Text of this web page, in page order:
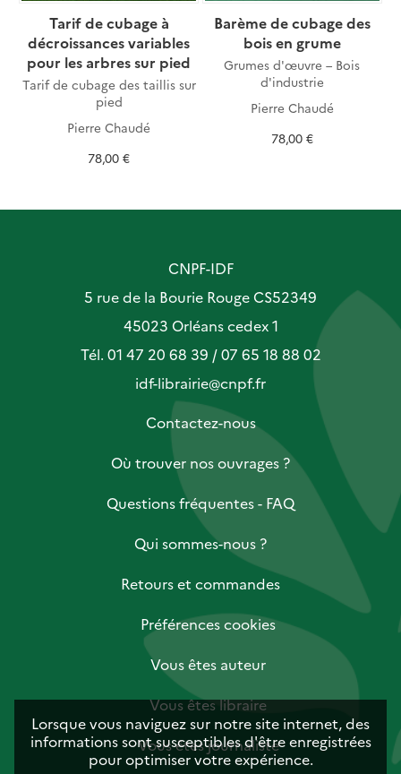
Lorsque vous naviguez sur notre site internet, des
informations sont susceptibles d'être enregistrées
pour optimiser votre expérience.
Tarif de cubage à
décroissances variables
pour les arbres sur pied
Tarif de cubage des taillis sur
pied
Pierre Chaudé
78,00 €
Barème de cubage des
bois en grume
Grumes d'œuvre – Bois
d'industrie
Pierre Chaudé
78,00 €
CNPF-IDF
5 rue de la Bourie Rouge CS52349
45023 Orléans cedex 1
Tél. 01 47 20 68 39 / 07 65 18 88 02
idf-librairie@cnpf.fr
Contactez-nous
Où trouver nos ouvrages ?
Questions fréquentes - FAQ
Qui sommes-nous ?
Retours et commandes
Préférences cookies
Vous êtes auteur
Vous êtes libraire
Vous êtes journaliste